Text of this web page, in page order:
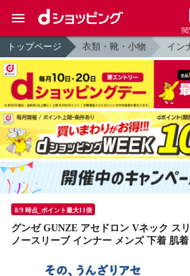
トップページ 衣類・靴・小物 イン
8/9 時点_ポイント最大11倍
グンゼ GUNZE アセドロン Vネック ス
ノースリーブ インナー メンズ 下着 肌着